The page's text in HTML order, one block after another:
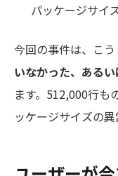
パッケージサイ
今回の事件は、こう
いなかった、ある
ます。512,000行も
ッケージサイズの